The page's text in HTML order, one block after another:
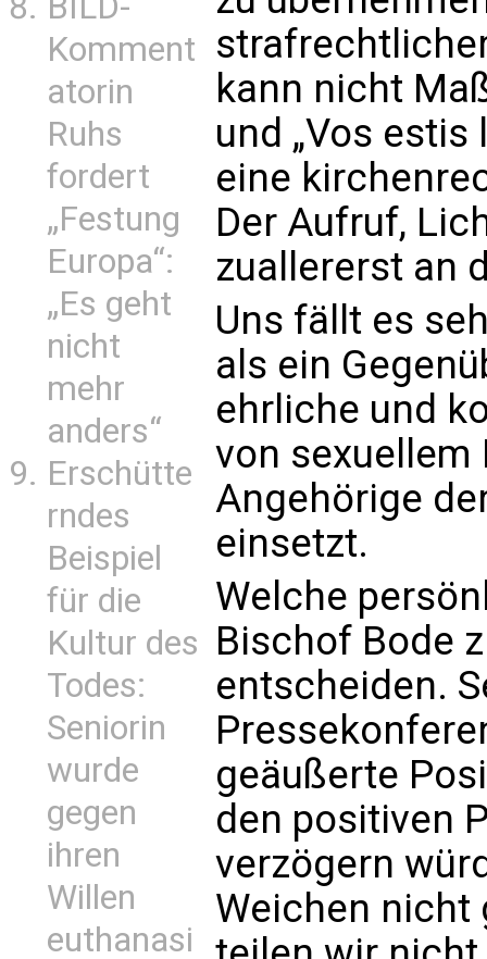
Komment
atorin
Ruhs
fordert
„Festung
Europa“:
„Es geht
nicht
mehr
anders“
Erschütte
rndes
Beispiel
für die
Kultur des
Todes:
Seniorin
wurde
gegen
ihren
Willen
euthanasi
kann nicht
und „Vos
eine
Der Aufruf,
zuallererst an
Uns fällt es
als ein
ehrliche und
von
Angehörige
einsetzt.
Welche
Bischof Bode
entscheiden.
geäußerte
den positiven
verzögern
Weichen nicht